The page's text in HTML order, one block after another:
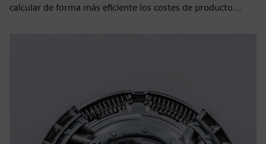
calcular de forma más eficiente los costes de producto...